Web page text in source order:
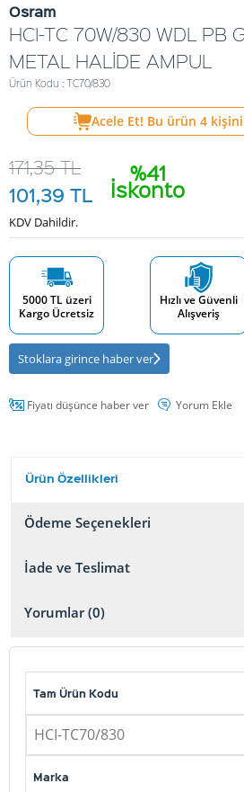
Osram
HCI-TC 70W/830 WDL PB
METAL HALİDE AMPUL
Ürün Kodu : TC70/830
Acele Et! Bu ürün 4
%41
İskonto
171,35TL
101,39 TL
KDV Dahildir.
5000 TL üzeri
Kargo Ücretsiz
Hızlı ve Güvenli
Alışveriş
Stoklara girince haber ver
Fiyatı düşünce haber ver Yorum Ekle
Ürün Özellikleri
Ödeme Seçenekleri
İade ve Teslimat
Yorumlar (0)
Tam Ürün Kodu
HCI-TC70/830
Marka